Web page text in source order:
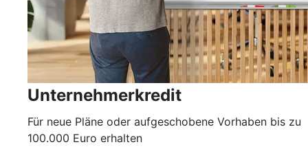
Unternehmerkredit
Für neue Pläne oder aufgeschobene Vorhaben bis zu
100.000 Euro erhalten